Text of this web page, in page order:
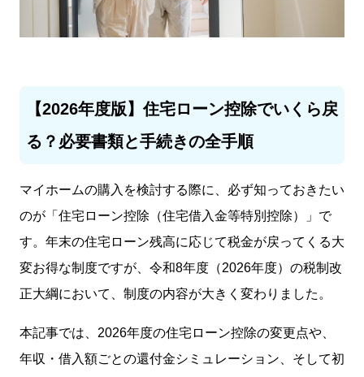
【2026年度版】住宅ローン控除でいくら戻
る？必要書類と手続きの全手順
マイホームの購入を検討する際に、必ず知っておきたい
のが「住宅ローン控除（住宅借入金等特別控除）」で
す。年末の住宅ローン残高に応じて税金が戻ってくる大
変お得な制度ですが、令和8年度（2026年度）の税制改
正大綱において、制度の内容が大きく変わりました。
本記事では、2026年度の住宅ローン控除の変更点や、
年収・借入額ごとの還付金シミュレーション、そして初